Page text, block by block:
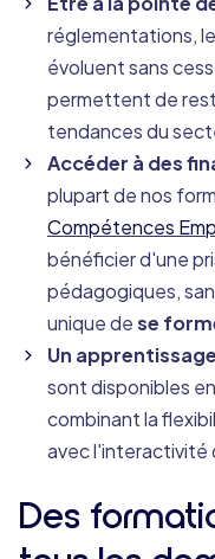
réglementations,
évoluent sans
permettent de
tendances du
Accéder à des
plupart de nos
Compétences
bénéficier d'une
pédagogiques,
unique dese
Un
sont disponibles
combinant la
avec l'interactivité
Des